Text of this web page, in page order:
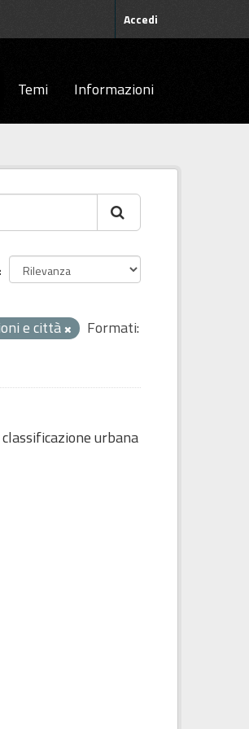
Accedi
Temi Informazioni
e città
Formati:
urbana